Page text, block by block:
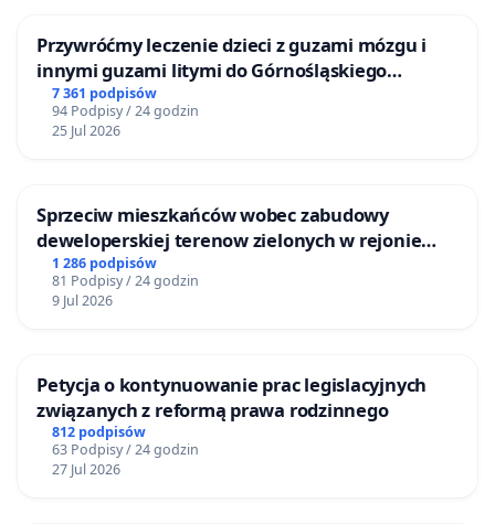
Przywróćmy leczenie dzieci z guzami mózgu i
innymi guzami litymi do Górnośląskiego
Centrum Zdrowia Dziecka w Katowicach
7 361 podpisów
94 Podpisy / 24 godzin
25 Jul 2026
Sprzeciw mieszkańców wobec zabudowy
deweloperskiej terenow zielonych w rejonie
Bulwarów Straceńskich w Bielsku-Białej
1 286 podpisów
81 Podpisy / 24 godzin
9 Jul 2026
Petycja o kontynuowanie prac legislacyjnych
związanych z reformą prawa rodzinnego
812 podpisów
63 Podpisy / 24 godzin
27 Jul 2026